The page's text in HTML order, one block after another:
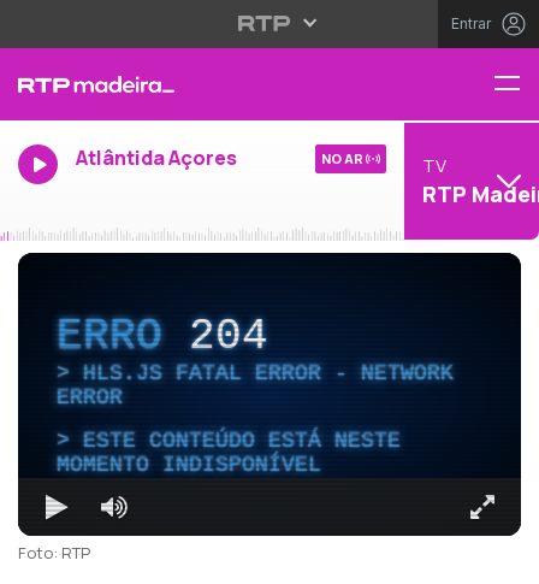
Entrar
Atlântida Açores NO AR TV
RTP
ERRO204
HLS.JS FATAL ERROR - NETWORK
ERROR
ESTE CONTEÚDO ESTÁ NESTE
MOMENTO INDISPONÍVEL
Foto: RTP